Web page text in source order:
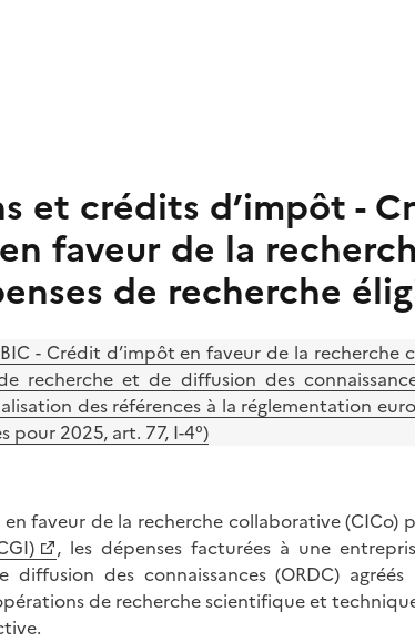
et crédits d’impôt -
faveur de la
de recherche
BIC - Crédit d’impôt en faveur de la recherche
recherche et de diffusion des
des références à la réglementation
pour 2025, art. 77, I-4°)
faveur de la recherche collaborative (CICo)
, les dépenses facturées à une
diffusion des connaissances (ORDC)
de recherche scientifique et